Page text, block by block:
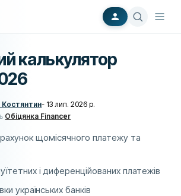
калькулятор
Костянтин- 13 лип. 2026 р.
Обіцянка Financer
щомісячного платежу та
і диференційованих платежів
українських банків